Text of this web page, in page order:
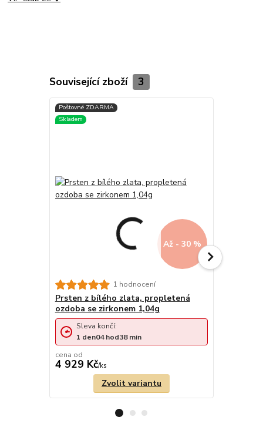
Související zboží 3
Až - 30 %
1 hodnocení
Prsten z bílého zlata, propletená
ozdoba se zirkonem 1,04g
cena od
4 929 Kč/ks
Sleva končí:
1 den04hod38min
Zvolit variantu